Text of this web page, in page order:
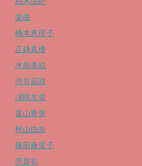
楽曲
橋本恵理子
正鋳真優
水島美結
渋谷凪咲
濵咲友菜
畠山希美
秋山由奈
篠田麻里子
芳賀礼